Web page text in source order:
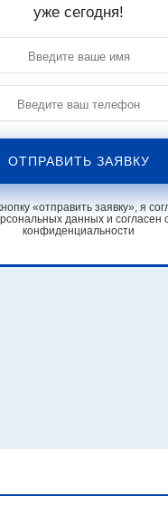
уже сегодня!
ОТПРАВИТЬ ЗАЯВКУ
«отправить заявку», я
данных и согласен
конфиденциальности